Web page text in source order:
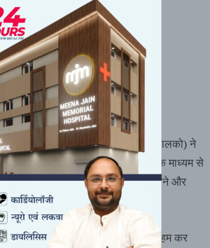
भारत एल्यूमिनियम कंपनी लिमिटेड (बालको) ने
अभियान चलाया। इस अभियान के माध्यम से
परिवारों तक स्वास्थ्य सेवाएं पहुंचाने और
है।
थीम “मलेरिया का खात्मा संभव है: अब हम कर